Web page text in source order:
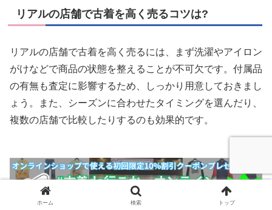
リアルの店舗で古着を高く売るコツは?
リアルの店舗で古着を高く売るには、まず洗濯やアイロン
がけなどで商品の状態を整えることが不可欠です。付属品
の有無も査定に影響するため、しっかり用意しておきまし
ょう。また、シーズンに合わせたタイミングを選んだり、
複数の店舗で比較したりするのも効果的です。
ホーム 検索 トップ